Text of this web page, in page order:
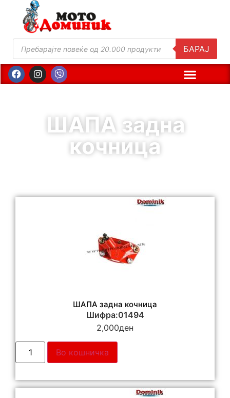
БАРАЈ
ШАПА задна
кочница
ШАПА задна кочница
Шифра:01494
2,000ден
Во кошничка